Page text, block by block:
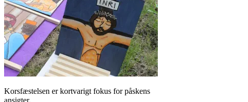
Korsfæstelsen er kortvarigt fokus for påskens
ansigter.